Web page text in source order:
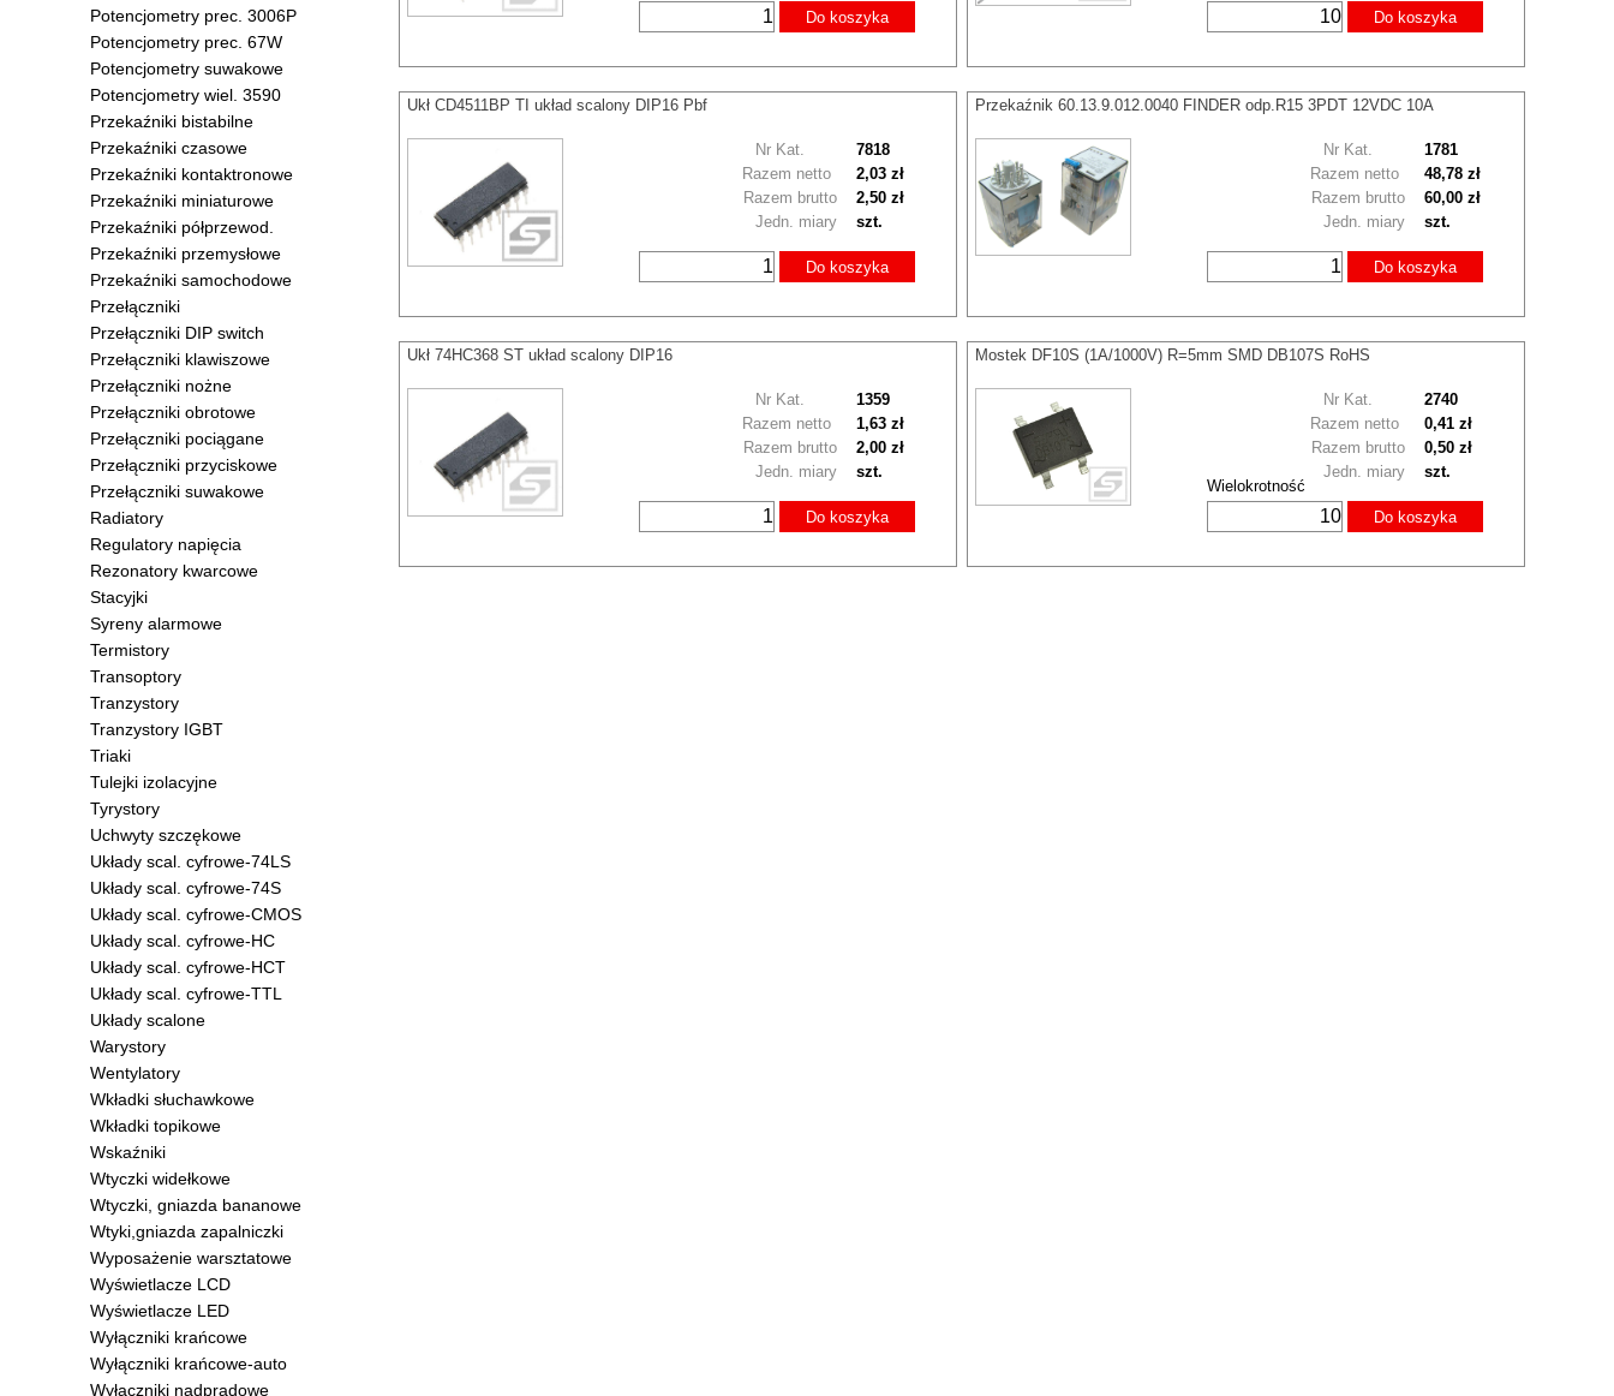
Potencjometry prec. 3006P
Potencjometry prec. 67W
Potencjometry suwakowe
Potencjometry wiel. 3590
Przekaźniki bistabilne
Przekaźniki czasowe
Przekaźniki kontaktronowe
Przekaźniki miniaturowe
Przekaźniki półprzewod.
Przekaźniki przemysłowe
Przekaźniki samochodowe
Przełączniki
Przełączniki DIP switch
Przełączniki klawiszowe
Przełączniki nożne
Przełączniki obrotowe
Przełączniki pociągane
Przełączniki przyciskowe
Przełączniki suwakowe
Radiatory
Regulatory napięcia
Rezonatory kwarcowe
Stacyjki
Syreny alarmowe
Termistory
Transoptory
Tranzystory
Tranzystory IGBT
Triaki
Tulejki izolacyjne
Tyrystory
Uchwyty szczękowe
Układy scal. cyfrowe-74LS
Układy scal. cyfrowe-74S
Układy scal. cyfrowe-CMOS
Układy scal. cyfrowe-HC
Układy scal. cyfrowe-HCT
Układy scal. cyfrowe-TTL
Układy scalone
Warystory
Wentylatory
Wkładki słuchawkowe
Wkładki topikowe
Wskaźniki
Wtyczki widełkowe
Wtyczki, gniazda bananowe
Wtyki,gniazda zapalniczki
Wyposażenie warsztatowe
Wyświetlacze LCD
Wyświetlacze LED
Wyłączniki krańcowe
Wyłączniki krańcowe-auto
Wyłączniki nadprądowe
Do koszyka Do koszyka
Ukł CD4511BP TI układ scalony DIP16 Pbf
Nr Kat. 7818
Razem brutto 2,50 zł
Razem netto 2,03 zł
Jedn. miary szt.
Do koszyka
Przekaźnik 60.13.9.012.0040 FINDER odp.R15 3PDT 12VDC 10A
Nr Kat. 1781
Razem brutto 60,00 zł
Razem netto 48,78 zł
Jedn. miary szt.
Do koszyka
Ukł 74HC368 ST układ scalony DIP16
Nr Kat. 1359
Razem brutto 2,00 zł
Razem netto 1,63 zł
Jedn. miary szt.
Do koszyka
Mostek DF10S (1A/1000V) R=5mm SMD DB107S RoHS
Wielokrotność
Nr Kat. 2740
Razem brutto 0,50 zł
Razem netto 0,41 zł
Jedn. miary szt.
Do koszyka